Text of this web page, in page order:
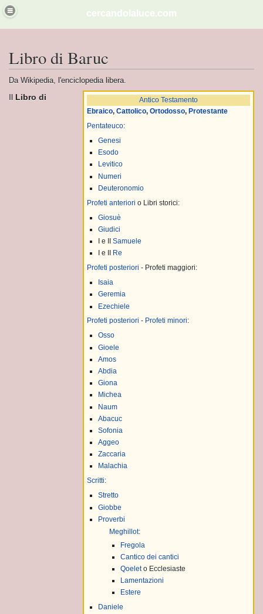
cercandolaluce.com
Libro di Baruc
Da Wikipedia, l'enciclopedia libera.
Vai
Vai
Antico Testamento
Ebraico, Cattolico, Ortodosso, Protestante
Pentateuco:
Genesi
Esodo
Levitico
Numeri
Deuteronomio
Profeti anteriori o Libri storici:
Giosuè
Giudici
I e IISamuele
I e II
Re
Profeti posteriori - Profeti maggiori:
Isaia
Geremia
Ezechiele
Profeti posteriori - Profeti minori:
Osso
Gioele
Amos
Abdia
Giona
Michea
Naum
Abacuc
Sofonia
Aggeo
Zaccaria
Malachia
Scritti:
Stretto
Giobbe
Proverbi
Meghillot:
Fregola
Cantico dei cantici
Qoeleto Ecclesiaste
Lamentazioni
Estere
Daniele
Il Libro di
NELLO GNOSTICISMO